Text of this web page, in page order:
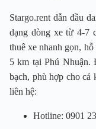
Stargo.rent dẫn đầu
dạng dòng xe từ 4-7
thuê xe nhanh gọn,
5 km tại Phú Nhuận.
bạch, phù hợp cho cả
liên hệ:
Hotline: 0901